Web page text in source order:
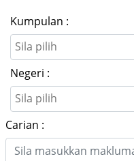
Kumpulan :
Negeri :
Carian :